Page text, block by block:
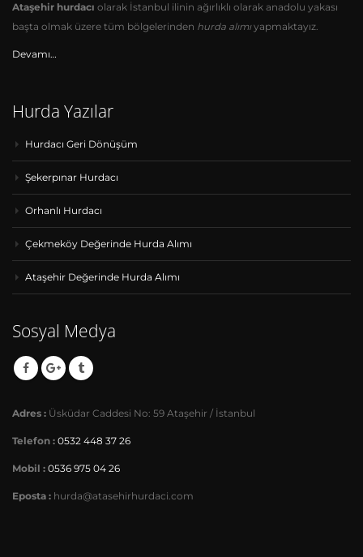
Ataşehir hurdacı olarak İstanbul ilinin ağırlıklı olarak anadolu yakası
başta olmak üzere tüm bölgelerinden hurda alımıyapmaktayız.
Devamı…
Hurda Yazılar
Hurdacı Geri Dönüşüm
Şekerpınar Hurdacı
Orhanlı Hurdacı
Çekmeköy Değerinde Hurda Alımı
Ataşehir Değerinde Hurda Alımı
Sosyal Medya
Adres : Üsküdar Caddesi No: 59 Ataşehir / İstanbul
Telefon : 0532 448 37 26
Mobil : 0536 975 04 26
Eposta : hurda@atasehirhurdaci.com